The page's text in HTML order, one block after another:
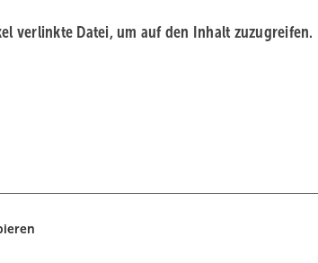
verlinkte Datei, um auf den Inhalt zuzugreifen.